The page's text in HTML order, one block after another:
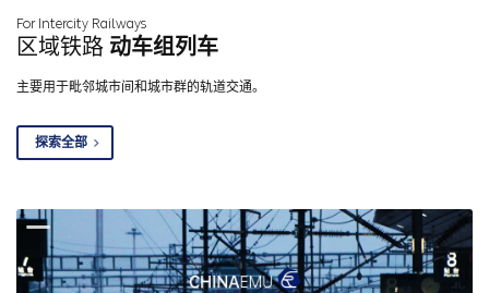
For Intercity Railways
区域铁路 动车组列车
主要用于毗邻城市间和城市群的轨道交通。
探索全部